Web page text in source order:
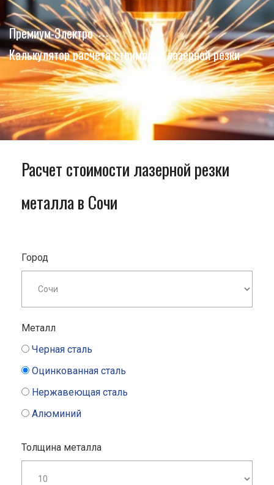
Премиум-Электро
Калькулятор расчета стоимости лазерной резки
Расчет стоимости лазерной резки
металла в Сочи
Город
Металл
Черная сталь
Оцинкованная сталь
Нержавеющая сталь
Алюминий
Толщина металла